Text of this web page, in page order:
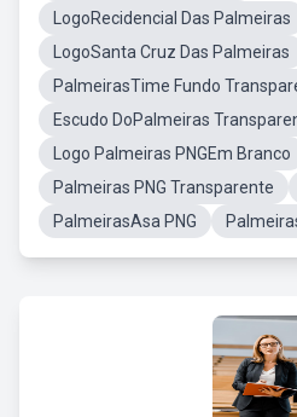
LogoRecidencial Das Palmeiras
LogoSanta Cruz Das Palmeiras
PalmeirasTime Fundo
Escudo DoPalmeiras
Logo Palmeiras PNGEm Branco
Palmeiras PNG Transparente
PalmeirasAsa PNG